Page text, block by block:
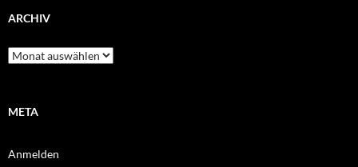
ARCHIV
Archiv
META
Anmelden